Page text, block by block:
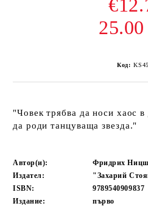
25.00
Код:
"Човек трябва да носи хаос
да роди танцуваща звезда."
Автор(и):
Фридрих
Издател:
"Захарий
ISBN:
9789540909837
Издание:
първо